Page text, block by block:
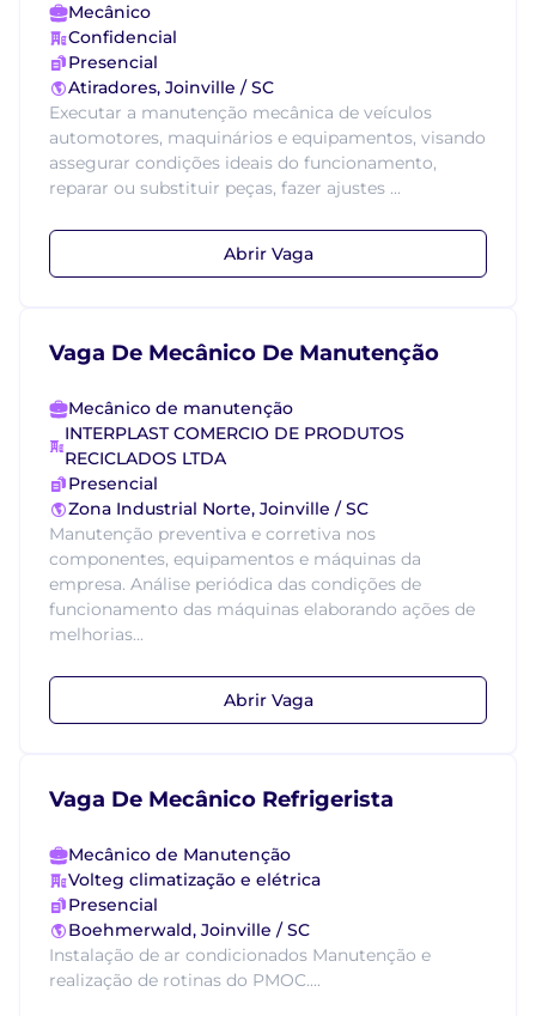
Mecânico
Confidencial
Presencial
Atiradores, Joinville / SC
Executar a manutenção mecânica de veículos
automotores, maquinários e equipamentos, visando
assegurar condições ideais do funcionamento,
reparar ou substituir peças, fazer ajustes ...
Abrir Vaga
Vaga De Mecânico De Manutenção
Mecânico de manutenção
INTERPLAST COMERCIO DE PRODUTOS
RECICLADOS LTDA
Presencial
Zona Industrial Norte, Joinville / SC
Manutenção preventiva e corretiva nos
componentes, equipamentos e máquinas da
empresa. Análise periódica das condições de
funcionamento das máquinas elaborando ações de
melhorias...
Abrir Vaga
Vaga De Mecânico Refrigerista
Mecânico de Manutenção
Volteg climatização e elétrica
Presencial
Boehmerwald, Joinville / SC
Instalação de ar condicionados Manutenção e
realização de rotinas do PMOC....